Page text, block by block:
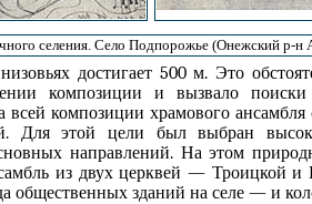
селения. Село Подпорожье (Онежский р-н
достигает 500 м. Это
композиции и вызвало поиски
всей композиции храмового ансамбля
Для этой цели был выбран
направлений. На этом
из двух церквей — Троицкой
общественных зданий на селе — и